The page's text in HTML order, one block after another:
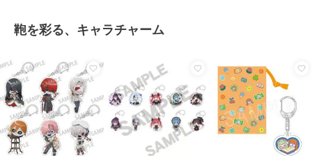
鞄を彩る、キャラチャーム